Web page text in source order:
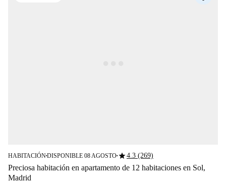
HABITACIÓN■DISPONIBLE 08 AGOSTO■star4.3 (269)
Preciosa habitación en apartamento de 12 habitaciones en Sol,
Madrid